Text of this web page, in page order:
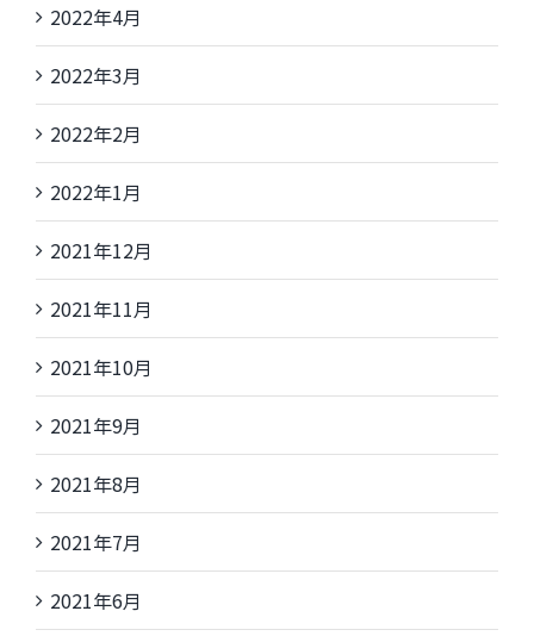
2022年4月
2022年3月
2022年2月
2022年1月
2021年12月
2021年11月
2021年10月
2021年9月
2021年8月
2021年7月
2021年6月